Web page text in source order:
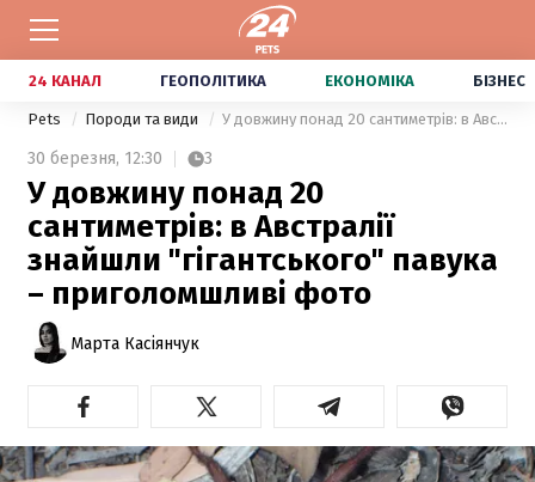
24 КАНАЛ ГЕОПОЛІТИКА ЕКОНОМІКА БІЗНЕС
Pets Породи та види У довжину понад 20 сантиметрів: в Австралії знайшли "гігантського" павука – приголомшливі фото
30 березня, 12:30 3
У довжину понад 20
сантиметрів: в Австралії
знайшли "гігантського" павука
– приголомшливі фото
Марта Касіянчук